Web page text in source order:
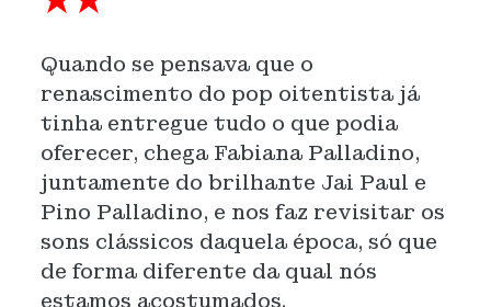
Quando se pensava que o
renascimento do pop oitentista já
tinha entregue tudo o que podia
oferecer, chega Fabiana Palladino,
juntamente do brilhante Jai Paul e
Pino Palladino, e nos faz revisitar os
sons clássicos daquela época, só que
de forma diferente da qual nós
estamos acostumados.